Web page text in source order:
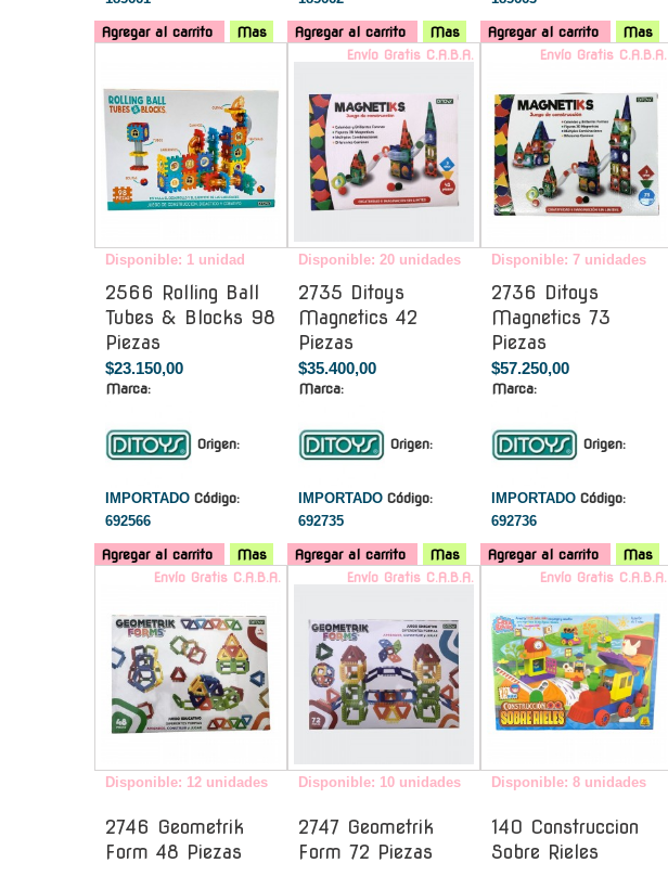
Agregar al carrito Mas Agregar al carrito Mas Agregar al carrito Mas
Disponible: 1 unidad
2566 Rolling Ball
Tubes & Blocks 98
Piezas
$23.150,00
Marca:
Origen:
IMPORTADO Código:
692566
Agregar al carrito Mas
Envío Gratis C.A.B.A.
Disponible: 20 unidades
2735 Ditoys
Magnetics 42
Piezas
$35.400,00
Marca:
Origen:
IMPORTADO Código:
692735
Agregar al carrito Mas
Envío Gratis C.A.B.A.
Disponible: 7 unidades
2736 Ditoys
Magnetics 73
Piezas
$57.250,00
Marca:
Origen:
IMPORTADO Código:
692736
Agregar al carrito Mas
Envío Gratis C.A.B.A.
Disponible: 12 unidades
2746 Geometrik
Form 48 Piezas
Envío Gratis C.A.B.A.
Disponible: 10 unidades
2747 Geometrik
Form 72 Piezas
Envío Gratis C.A.B.A.
Disponible: 8 unidades
140 Construccion
Sobre Rieles